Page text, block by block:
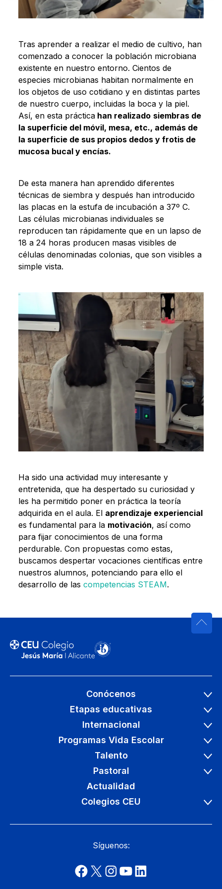
Tras aprender a realizar el medio de cultivo, han
comenzado a conocer la población microbiana
existente en nuestro entorno. Cientos de
especies microbianas habitan normalmente en
los objetos de uso cotidiano y en distintas partes
de nuestro cuerpo, incluidas la boca y la piel.
Así, en esta prácticahan realizado siembras de
la superficie del móvil, mesa, etc., además de
la superficie de sus propios dedos y frotis de
mucosa bucal y encías.
De esta manera han aprendido diferentes
técnicas de siembra y después han introducido
las placas en la estufa de incubación a 37º C.
Las células microbianas individuales se
reproducen tan rápidamente que en un lapso de
18 a 24 horas producen masas visibles de
células denominadas colonias, que son visibles a
simple vista.
Ha sido una actividad muy interesante y
entretenida, que ha despertado su curiosidad y
les ha permitido poner en práctica la teoría
adquirida en el aula. El aprendizaje experiencial
es fundamental para la motivación, así como
para fijar conocimientos de una forma
perdurable. Con propuestas como estas,
buscamos despertar vocaciones científicas entre
nuestros alumnos, potenciando para ello el
desarrollo de las competencias STEAM.
Conócenos
Etapas educativas
Internacional
Programas Vida Escolar
Talento
Pastoral
Actualidad
Colegios CEU
Síguenos: